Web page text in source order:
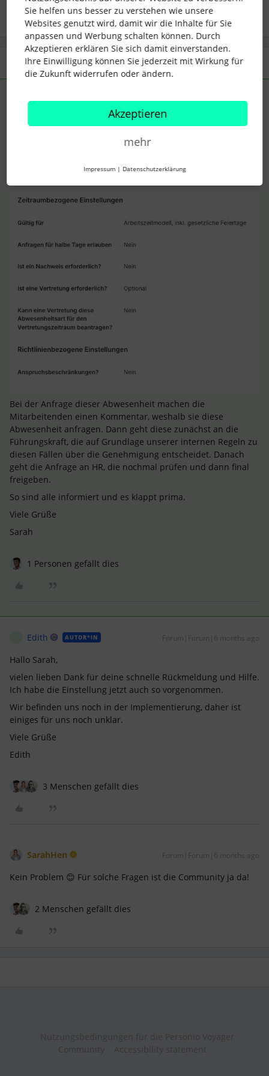
3 Antworten Älteste zuerst
SarahHen ANTWORT Forum|Forum|6 months ago
Hallo ​
wir lösen das über eine Abwesenheitsart - bei uns Special
und die Richtlinie hat keinerlei Anforderungen:
Bei der Anfrage dieser Abwesenheit machen die
Mitarbeitenden einen Kommentar, weshalb sie diese
Abwesenheit anfragen. Dann geht diese zunächst an die
Führungskraft, die auf Grundlage unserer internen Regeln zu
diesen Fällen über die Genehmigung entscheidet. Danach
geht die Anfrage an HR, die nochmal prüfen und dann final
freigeben.
So sind alle informiert und es klappt prima.
Viele Grüße
Sarah
1 Personen gefällt dies
Edith AUTOR*IN Forum|Forum|6 months ago
Hallo Sarah,
vielen lieben Dank für deine schnelle Rückmeldung und Hilfe.
Ich habe die Einstellung jetzt auch so vorgenommen.
Wir befinden uns noch in der Implementierung, daher ist
einiges für uns noch unklar.
Viele Grüße
Edith
3 Menschen gefällt dies
SarahHen Forum|Forum|6 months ago
Kein Problem 😊 Für solche Fragen ist die Community ja da!
2 Menschen gefällt dies
Sie helfen uns besser zu verstehen wie unsere
Websites genutzt wird, damit wir die Inhalte für Sie
anpassen und Werbung schalten können. Durch
Akzeptieren erklären Sie sich damit einverstanden.
Ihre Einwilligung können Sie jederzeit mit Wirkung für
die Zukunft widerrufen oder ändern.
Akzeptieren
mehr
Impressum | Datenschutzerklärung